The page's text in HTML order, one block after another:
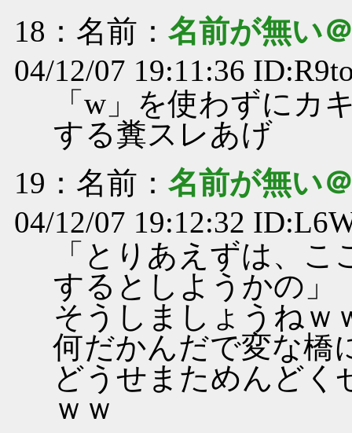
18 ：名前： 名前が無い
04/12/07 19:11:36
「w」を使わずにカ
する糞スレあげ
19 ：名前： 名前が無い
04/12/07 19:12:32
「とりあえずは、
するとしようかの」
そうしましょうねｗ
何だかんだで変な橋
どうせまためんどく
ｗｗ